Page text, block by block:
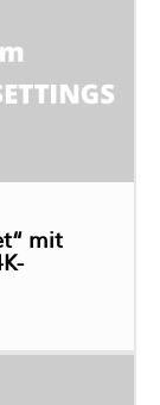
mit